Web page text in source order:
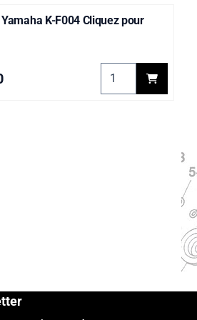
Yamaha K-F003 Cliquez pour
K-F004 Cliquez pour
Choisir la